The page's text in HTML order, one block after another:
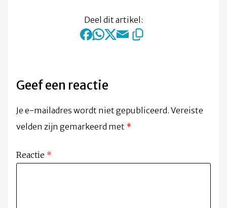
Deel dit artikel:
Geef een reactie
Je e-mailadres wordt niet gepubliceerd. Vereiste
velden zijn gemarkeerd met *
Reactie *